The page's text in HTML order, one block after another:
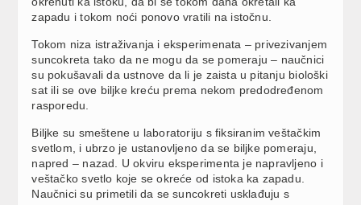
zapadu i tokom noći ponovo vratili na istočnu.
Tokom niza istraživanja i eksperimenata – privezivanjem
suncokreta tako da ne mogu da se pomeraju – naučnici
su pokušavali da ustnove da li je zaista u pitanju biološki
sat ili se ove biljke kreću prema nekom predodređenom
rasporedu.
Biljke su smeštene u laboratoriju s fiksiranim veštačkim
svetlom, i ubrzo je ustanovljeno da se biljke pomeraju,
napred – nazad. U okviru eksperimenta je napravljeno i
veštačko svetlo koje se okreće od istoka ka zapadu.
Naučnici su primetili da se suncokreti usklađuju s